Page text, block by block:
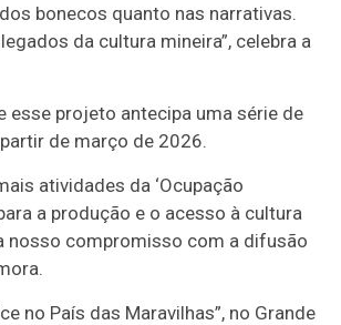
bonecos quanto nas narrativas.
da cultura mineira”, celebra a
esse projeto antecipa uma série de
de março de 2026.
atividades da ‘Ocupação
a produção e o acesso à cultura
nosso compromisso com a difusão
no País das Maravilhas”, no Grande